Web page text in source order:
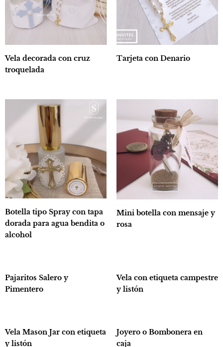
Vela decorada con cruz
troquelada
Tarjeta con Denario
Botella tipo Spray con tapa
dorada para agua bendita o
alcohol
Mini botella con mensaje y
rosa
Pajaritos Salero y
Pimentero
Vela con etiqueta campestre
y listón
Vela Mason Jar con etiqueta
y listón
Joyero o Bombonera en
caja